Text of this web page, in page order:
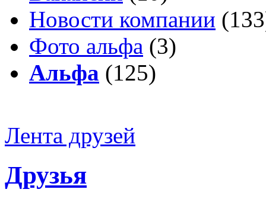
Новости компании
Фото альфа (3)
Альфа (125)
Лента друзей
Друзья